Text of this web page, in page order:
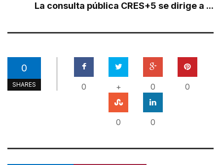
La consulta pública CRES+5 se dirige a ...
0
SHARES 0 + 0 0
0 0